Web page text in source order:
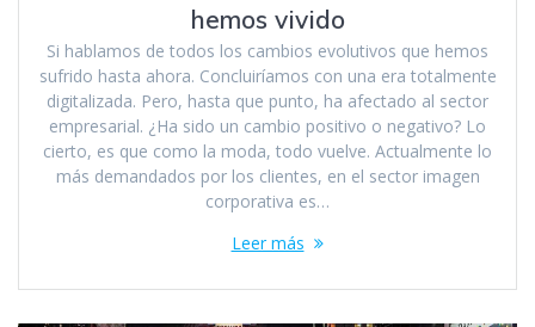
hemos vivido
Si hablamos de todos los cambios evolutivos que hemos
sufrido hasta ahora. Concluiríamos con una era totalmente
digitalizada. Pero, hasta que punto, ha afectado al sector
empresarial. ¿Ha sido un cambio positivo o negativo? Lo
cierto, es que como la moda, todo vuelve. Actualmente lo
más demandados por los clientes, en el sector imagen
corporativa es…
Leer más